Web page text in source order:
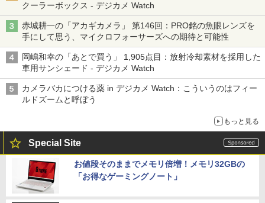
クーラーボックス - デジカメ Watch
赤城耕一の「アカギカメラ」 第146回：PRO銘の魚眼レンズを
手にして思う、マイクロフォーサーズへの期待と可能性
岡嶋和幸の「あとで買う」 1,905点目：放射冷却素材を採用した
車用サンシェード - デジカメ Watch
カメラバカにつける薬 in デジカメ Watch：こういうのはフィー
ルドズームと呼ぼう
もっと見る
Special Site
お値段そのままでメモリ倍増！メモリ32GBの
「お得なゲーミングノート」